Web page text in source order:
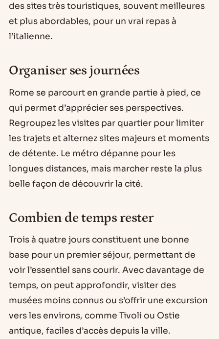
des sites très touristiques, souvent meilleures
et plus abordables, pour un vrai repas à
l’italienne.
Organiser ses journées
Rome se parcourt en grande partie à pied, ce
qui permet d’apprécier ses perspectives.
Regroupez les visites par quartier pour limiter
les trajets et alternez sites majeurs et moments
de détente. Le métro dépanne pour les
longues distances, mais marcher reste la plus
belle façon de découvrir la cité.
Combien de temps rester
Trois à quatre jours constituent une bonne
base pour un premier séjour, permettant de
voir l’essentiel sans courir. Avec davantage de
temps, on peut approfondir, visiter des
musées moins connus ou s’offrir une excursion
vers les environs, comme Tivoli ou Ostie
antique, faciles d’accès depuis la ville.